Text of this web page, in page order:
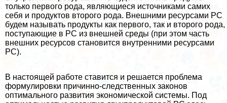
только первого рода, являющиеся источниками самих
себя и продуктов второго рода. Внешними ресурсами РС
будем называть продукты как первого, так и второго рода,
поступающие в РС из внешней среды (при этом часть
внешних ресурсов становится внутренними ресурсами
РС).
В настоящей работе ставится и решается проблема
формулировки причинно-следственных законов
оптимального развития экономической системы. Под